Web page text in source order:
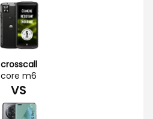
crosscall
core m6
VS